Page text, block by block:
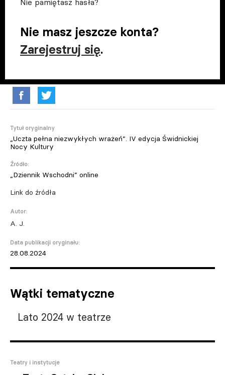
Nie pamiętasz hasła?
Nie masz jeszcze konta?
Zarejestruj się.
Tytuł oryginalny
„Uczta pełna niezwykłych wrażeń”. IV edycja Świdnickiej
Nocy Kultury
Źródło:
„Dziennik Wschodni” online
Link do źródła
Autor:
A. J.
Data publikacji oryginału:
28.08.2024
Wątki tematyczne
Lato 2024 w teatrze
Teatry i instytucje